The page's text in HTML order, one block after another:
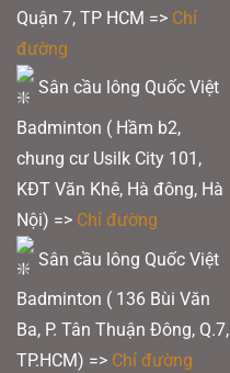
Quận 7, TP HCM => Chỉ
đường
Sân cầu lông Quốc Việt
Badminton ( Hầm b2,
chung cư Usilk City 101,
KĐT Văn Khê, Hà đông, Hà
Nội) => Chỉ đường
Sân cầu lông Quốc Việt
Badminton ( 136 Bùi Văn
Ba, P. Tân Thuận Đông, Q.7,
TP.HCM) => Chỉ đường